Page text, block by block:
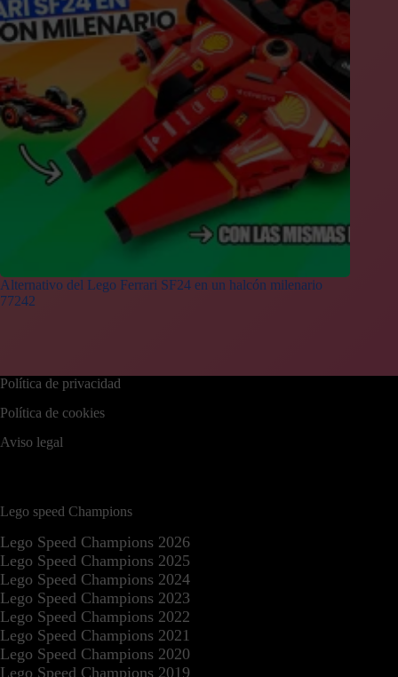
Alternativo del Lego Ferrari SF24 en un halcón milenario
77242
Política de privacidad
Política de cookies
Aviso legal
Lego speed Champions
Lego Speed Champions 2026
Lego Speed Champions 2025
Lego Speed Champions 2024
Lego Speed Champions 2023
Lego Speed Champions 2022
Lego Speed Champions 2021
Lego Speed Champions 2020
Lego Speed Champions 2019